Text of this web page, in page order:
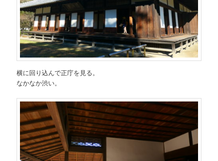
横に回り込んで正庁を見る。
なかなか渋い。